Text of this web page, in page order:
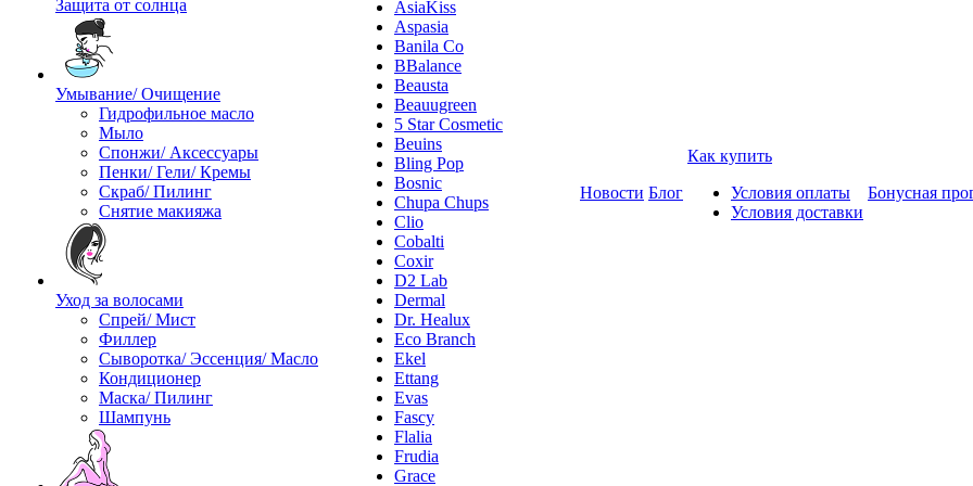
Защита от солнца
Умывание/ Очищение
Гидрофильное масло
Мыло
Спонжи/ Аксессуары
Пенки/ Гели/ Кремы
Скраб/ Пилинг
Снятие макияжа
Уход за волосами
Спрей/ Мист
Филлер
Сыворотка/ Эссенция/ Масло
Кондиционер
Маска/ Пилинг
Шампунь
AsiaKiss
Aspasia
Banila Co
BBalance
Beausta
Beauugreen
5 Star Cosmetic
Beuins
Bling Pop
Bosnic
Chupa Chups
Clio
Cobalti
Coxir
D2 Lab
Dermal
Dr. Healux
Eco Branch
Ekel
Ettang
Evas
Fascy
Flalia
Frudia
Grace
Новости Блог
Как купить
Условия оплаты
Условия доставки
Бонусная